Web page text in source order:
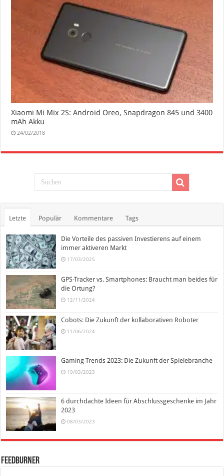
Xiaomi Mi Mix 2S: Android Oreo, Snapdragon 845 und 3400
mAh Akku
24/02/2018
Letzte Populär Kommentare Tags
Die Vorteile des passiven Investierens auf einem
immer aktiveren Markt
17/03/2025
GPS-Tracker vs. Smartphones: Braucht man beides für
die Ortung?
12/11/2024
Cobots: Die Zukunft der kollaborativen Roboter
11/06/2024
Gaming-Trends 2023: Die Zukunft der Spielebranche
19/03/2023
6 durchdachte Ideen für Abschlussgeschenke im Jahr
2023
08/03/2023
FeedBurner